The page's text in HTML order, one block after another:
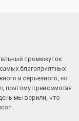
промежуток
благоприятных
и серьезного, но
поэтому превозмогая
мы верили, что